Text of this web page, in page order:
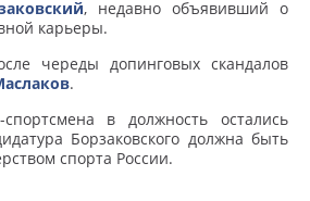
, недавно объявивший о
карьеры.
череды допинговых скандалов
.
в должность остались
Борзаковского должна быть
спорта России.